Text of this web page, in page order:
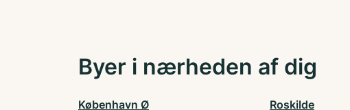
Byer i nærheden af dig
København Ø Roskilde